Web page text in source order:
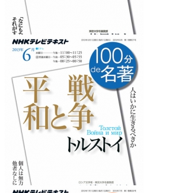
『老子』
を読みたくなるフレーズ